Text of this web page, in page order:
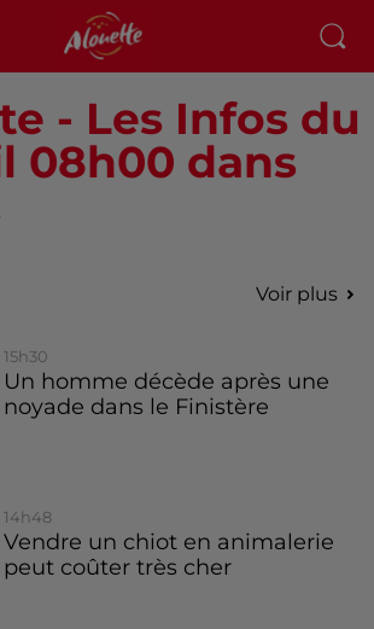
- Les Infos du
08h00 dans
Voir plus
15h30
Un homme décède après une
noyade dans le Finistère
14h48
Vendre un chiot en animalerie
peut coûter très cher